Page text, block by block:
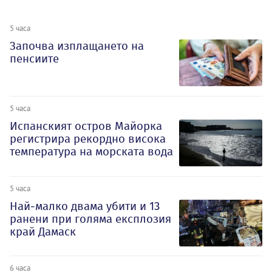
5 часа
Започва изплащането на
пенсиите
5 часа
Испанският остров Майорка
регистрира рекордно висока
температура на морската вода
5 часа
Най-малко двама убити и 13
ранени при голяма експлозия
край Дамаск
6 часа